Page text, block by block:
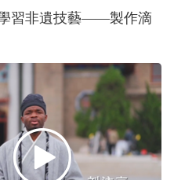
習非遺技藝——製作滴